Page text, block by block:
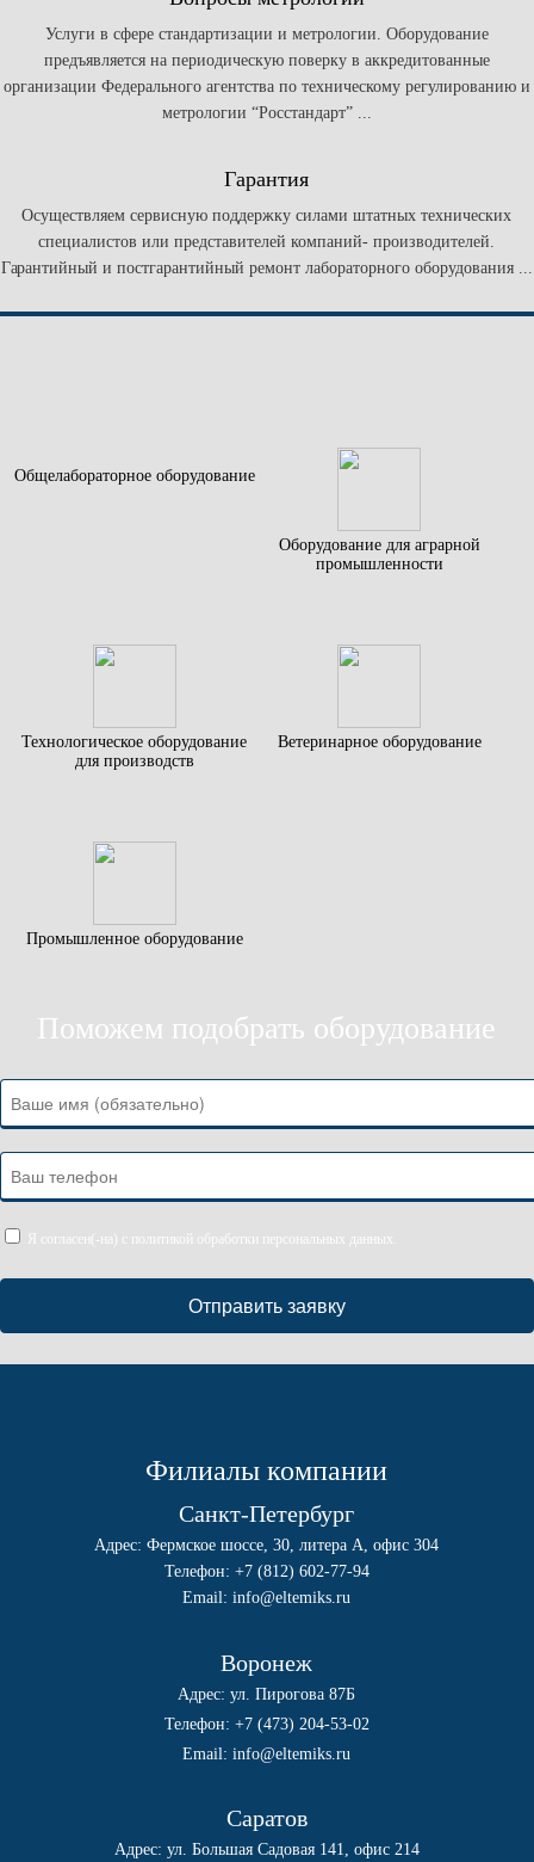
Услуги в сфере стандартизации и метрологии. Оборудование
предъявляется на периодическую поверку в аккредитованные
организации Федерального агентства по техническому регулированию и
метрологии “Росстандарт” ...
Гарантия
Осуществляем сервисную поддержку силами штатных технических
специалистов или представителей компаний- производителей.
Гарантийный и постгарантийный ремонт лабораторного оборудования ...
Общелабораторное оборудование
Оборудование для аграрной
промышленности
Технологическое оборудование
для производств
Ветеринарное оборудование
Промышленное оборудование
Поможем подобрать оборудование
Я согласен(-на) с политикой обработки персональных данных.
Филиалы компании
Санкт-Петербург
Адрес: Фермское шоссе, 30, литера А, офис 304
Телефон: +7 (812) 602-77-94
Email:info@eltemiks.ru
Воронеж
Адрес: ул. Пирогова 87Б
Телефон: +7 (473) 204-53-02
Email:info@eltemiks.ru
Саратов
Адрес: ул. Большая Садовая 141, офис 214